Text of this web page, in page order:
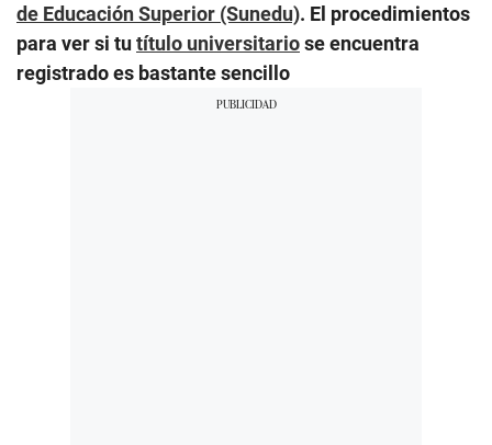
de Educación Superior (Sunedu). El procedimientos
para ver si tutítulo universitariose encuentra
registrado es bastante sencillo